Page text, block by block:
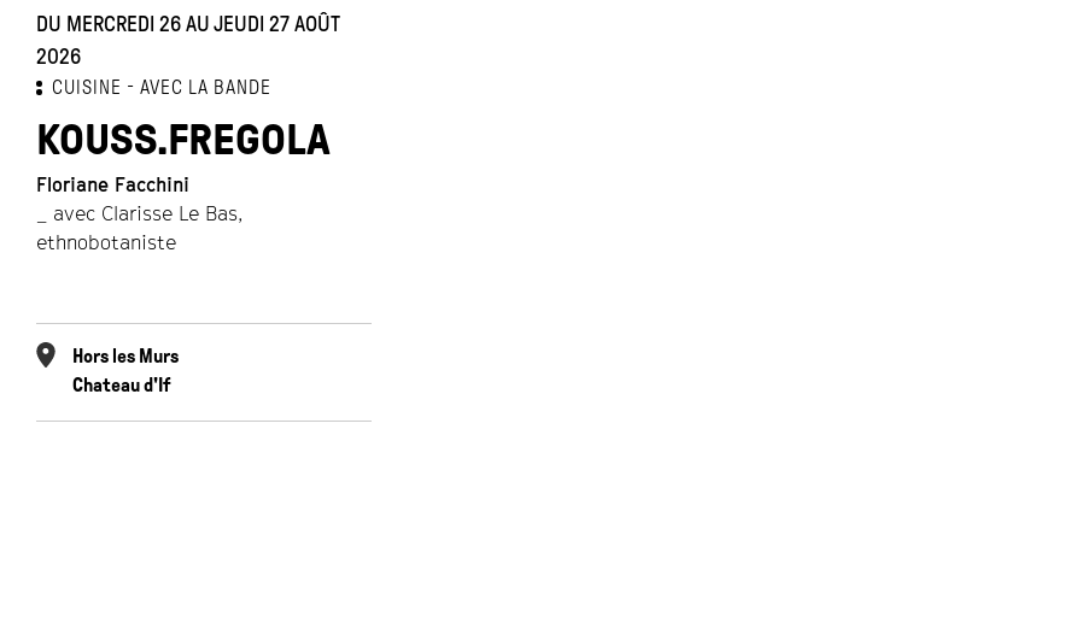
DU MERCREDI 26 AU JEUDI 27 AOÛT
2026
CUISINE AVEC LA BANDE
KOUSS.FREGOLA
Floriane Facchini
_ avec Clarisse Le Bas,
ethnobotaniste
Hors les Murs
Chateau d'If